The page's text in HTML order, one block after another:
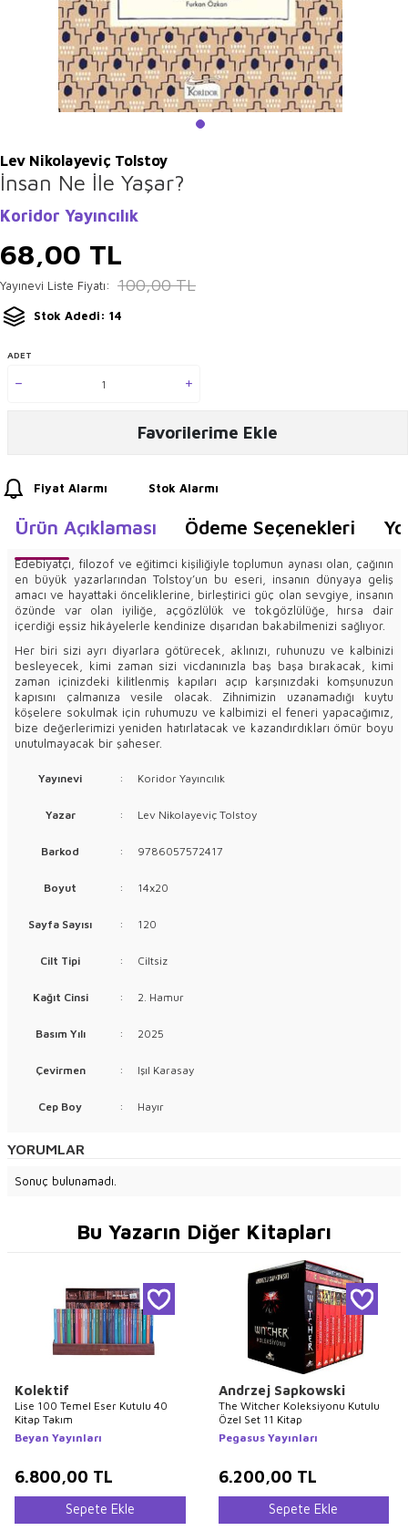
Lev Nikolayeviç Tolstoy
İnsan Ne İle Yaşar?
Koridor Yayıncılık
68,00 TL
Yayınevi Liste Fiyatı: 100,00TL
Stok Adedi: 14
ADET
Favorilerime Ekle
Fiyat Alarmı Stok Alarmı
Ürün Açıklaması Ödeme Seçenekleri
Edebiyatçı, filozof ve eğitimci kişiliğiyle toplumun aynası olan, çağının
en büyük yazarlarından Tolstoy’un bu eseri, insanın dünyaya geliş
amacı ve hayattaki önceliklerine, birleştirici güç olan sevgiye, insanın
özünde var olan iyiliğe, açgözlülük ve tokgözlülüğe, hırsa dair
içerdiği eşsiz hikâyelerle kendinize dışarıdan bakabilmenizi sağlıyor.
Her biri sizi ayrı diyarlara götürecek, aklınızı, ruhunuzu ve kalbinizi
besleyecek, kimi zaman sizi vicdanınızla baş başa bırakacak, kimi
zaman içinizdeki kilitlenmiş kapıları açıp karşınızdaki komşunuzun
kapısını çalmanıza vesile olacak. Zihnimizin uzanamadığı kuytu
köşelere sokulmak için ruhumuzu ve kalbimizi el feneri yapacağımız,
bize değerlerimizi yeniden hatırlatacak ve kazandırdıkları ömür boyu
unutulmayacak bir şaheser.
Yayınevi : Koridor Yayıncılık
Yazar : Lev Nikolayeviç Tolstoy
Barkod : 9786057572417
Boyut : 14x20
Sayfa Sayısı : 120
Cilt Tipi : Ciltsiz
Kağıt Cinsi : 2. Hamur
Basım Yılı : 2025
Çevirmen : Işıl Karasay
Cep Boy : Hayır
YORUMLAR
Sonuç bulunamadı.
Bu Yazarın Diğer Kitapları
Kolektif
Lise 100 Temel Eser Kutulu 40
Kitap Takım
Beyan Yayınları
6.800,00 TL
Sepete Ekle
Andrzej Sapkowski
The Witcher Koleksiyonu Kutulu
Özel Set 11 Kitap
Pegasus Yayınları
6.200,00 TL
Sepete Ekle